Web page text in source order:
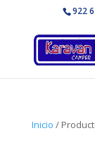
922
Inicio /